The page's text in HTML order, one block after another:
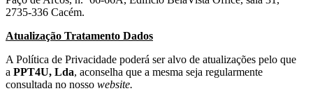
2735-336 Cacém.
Atualização Tratamento Dados
A Política de Privacidade poderá ser alvo de atualizações pelo que
a PPT4U, Lda, aconselha que a mesma seja regularmente
consultada no nosso website.